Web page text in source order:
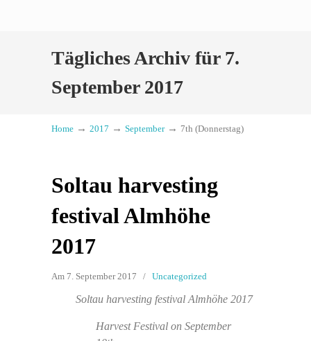
Tägliches Archiv für 7.
September 2017
Home → 2017 → September→ 7th (Donnerstag)
Soltau harvesting
festival Almhöhe
2017
Am 7. September 2017 / Uncategorized
Soltau harvesting festival Almhöhe 2017
Harvest Festival on September